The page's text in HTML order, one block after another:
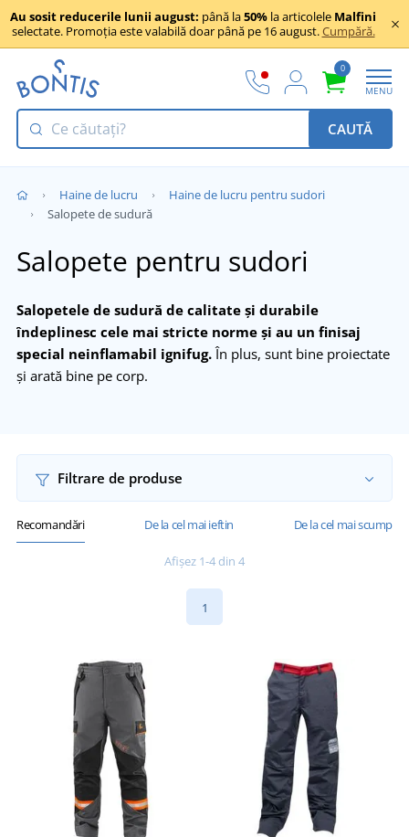
Au sosit reducerile lunii august: până la50% la articolele Malfini
selectate. Promoția este valabilă doar până pe 16 august.Cumpără.
0
MENU
CAUTĂ
Haine de lucru
Haine de lucru pentru sudori
Salopete de sudură
Salopete pentru sudori
Salopetele de sudură de calitate și durabile
îndeplinesc cele mai stricte norme și au un finisaj
special neinflamabil ignifug.În plus, sunt bine proiectate
și arată bine pe corp.
Filtrare de produse
Recomandări De la cel mai ieftin De la cel mai scump
Afișez 1-4 din 4
1